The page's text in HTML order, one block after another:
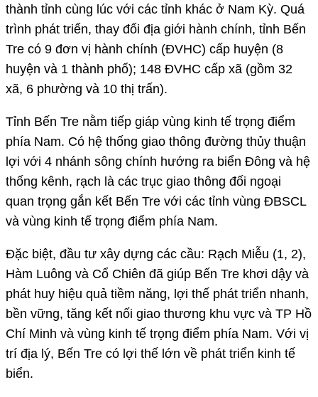
thành tỉnh cùng lúc với các tỉnh khác ở Nam Kỳ. Quá
trình phát triển, thay đổi địa giới hành chính, tỉnh Bến
Tre có 9 đơn vị hành chính (ĐVHC) cấp huyện (8
huyện và 1 thành phố); 148 ĐVHC cấp xã (gồm 32
xã, 6 phường và 10 thị trấn).
Tỉnh Bến Tre nằm tiếp giáp vùng kinh tế trọng điểm
phía Nam. Có hệ thống giao thông đường thủy thuận
lợi với 4 nhánh sông chính hướng ra biển Đông và hệ
thống kênh, rạch là các trục giao thông đối ngoại
quan trọng gắn kết Bến Tre với các tỉnh vùng ĐBSCL
và vùng kinh tế trọng điểm phía Nam.
Đặc biệt, đầu tư xây dựng các cầu: Rạch Miễu (1, 2),
Hàm Luông và Cổ Chiên đã giúp Bến Tre khơi dậy và
phát huy hiệu quả tiềm năng, lợi thế phát triển nhanh,
bền vững, tăng kết nối giao thương khu vực và TP Hồ
Chí Minh và vùng kinh tế trọng điểm phía Nam. Với vị
trí địa lý, Bến Tre có lợi thế lớn về phát triển kinh tế
biển.